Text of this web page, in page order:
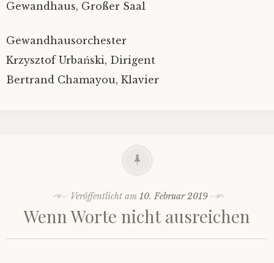
Gewandhaus, Großer Saal
Gewandhausorchester
Krzysztof Urbański, Dirigent
Bertrand Chamayou, Klavier
Veröffentlicht am 10. Februar 2019
Wenn Worte nicht ausreichen